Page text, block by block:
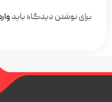
برای نوشتن دیدگاه باید